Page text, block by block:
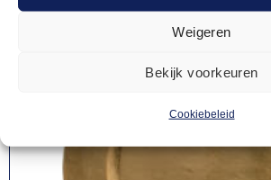
Weigeren
Bekijk voorkeuren
Cookiebeleid